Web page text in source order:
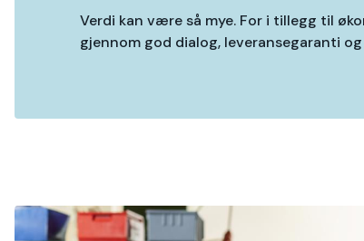
Verdi kan være så mye. For i tillegg til
gjennom god dialog, leveransegaranti